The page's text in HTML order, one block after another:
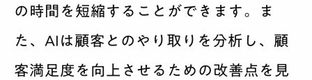
の時間を短縮することができます。ま
た、AIは顧客とのやり取りを分析し、顧
客満足度を向上させるための改善点を見